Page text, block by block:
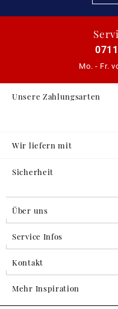
Mo. - Fr.
Unsere Zahlungsarten
Wir liefern mit
Sicherheit
Über uns
Service Infos
Kontakt
Mehr Inspiration